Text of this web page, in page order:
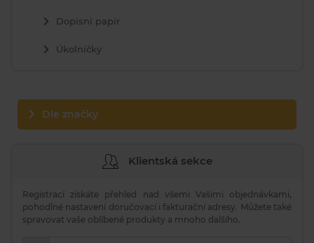
Dopisní papír
Úkolníčky
Dle značky
Klientská sekce
Registrací získáte přehled nad všemi Vašimi objednávkami,
pohodlné nastavení doručovací i fakturační adresy. Můžete také
spravovat vaše oblíbené produkty a mnoho dalšího.